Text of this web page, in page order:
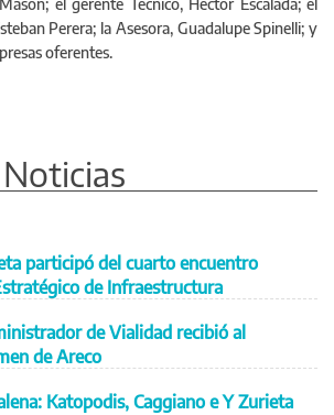
el gerente Técnico, Héctor Escalada; el
Perera; la Asesora, Guadalupe Spinelli; y
oferentes.
participó del cuarto encuentro
de Infraestructura
de Vialidad recibió al
de Areco
Katopodis, Caggiano e Y Zurieta